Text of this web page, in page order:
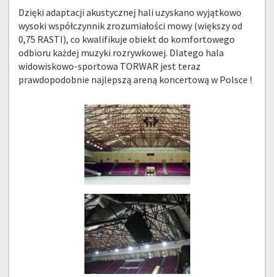
Dzięki adaptacji akustycznej hali uzyskano wyjątkowo
wysoki współczynnik zrozumiałości mowy (większy od
0,75 RASTI), co kwalifikuje obiekt do komfortowego
odbioru każdej muzyki rozrywkowej. Dlatego hala
widowiskowo-sportowa TORWAR jest teraz
prawdopodobnie najlepszą areną koncertową w Polsce !